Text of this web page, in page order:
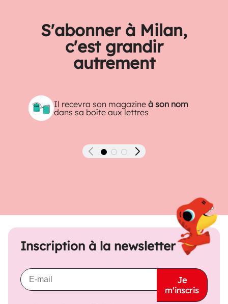
S'abonner à Milan,
c'est grandir
autrement
Il recevra son magazineà son nom
dans sa boîte aux lettres
Précédent Suivant
Inscription à la newsletter
Je
m'inscris